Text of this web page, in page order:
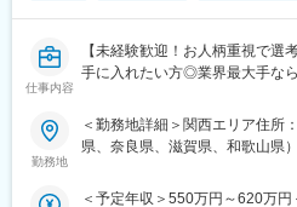
変更の範囲：会社の定める業務
イクルに必要なベスト・イン・
プ」で提供しています。550社
客に、各領域において深い専門
験をもって課題解決に取り組ん
仕事内容
【未経験歓迎！お人柄重視で選
手に入れたい方◎業界最大手な
パス豊富】
職です。IQVIAのお客様である
勤務地
＜勤務地詳細＞関西エリア住所
県、奈良県、滋賀県、和歌山県
規則に準ずる）変更の範囲：会
＜予定年収＞550万円～620万